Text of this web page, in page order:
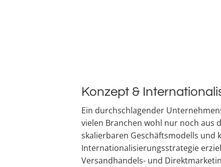
Konzept &
Ein durchschlagender
vielen Branchen wohl nur noch aus
skalierbaren Geschäftsmodells und
Internationalisierungsstrategie
Versandhandels- und